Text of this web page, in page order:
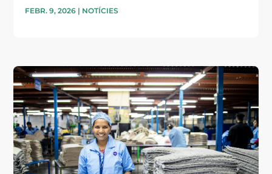
FEBR. 9, 2026 | NOTÍCIES